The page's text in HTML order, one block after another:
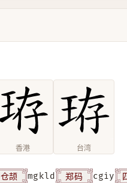
香港 台湾
仓颉 mgkld 郑码 cgiy